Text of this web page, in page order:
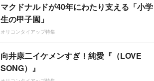
マクドナルドが40年にわたり支える「小学
生の甲子園」
オリコンタイアップ特集
向井康二イケメンすぎ！純愛『（LOVE
SONG）』